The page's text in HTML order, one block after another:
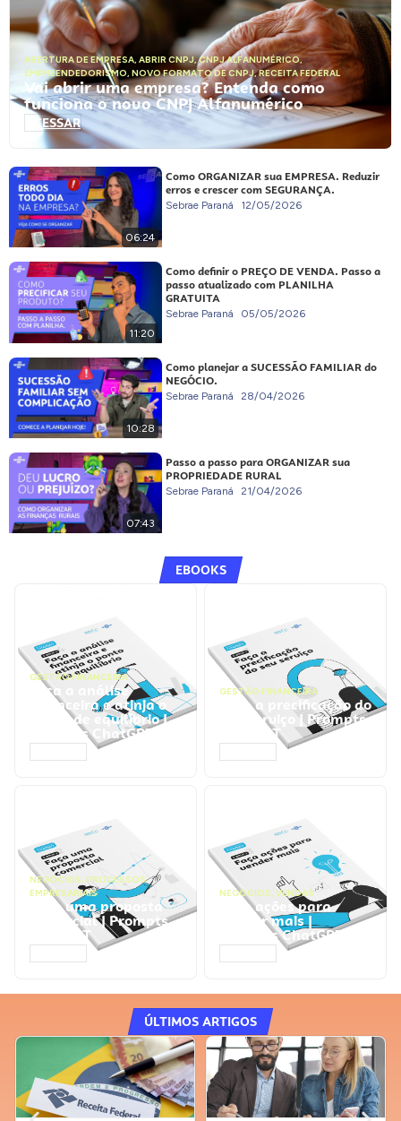
ABERTURA DE EMPRESA, ABRIR CNPJ,CNPJ ALFANUMÉRICO,
EMPREENDEDORISMO, NOVO FORMATO DE CNPJ,RECEITA FEDERAL
Vai abrir uma empresa? Entenda como
funciona o novo CNPJ Alfanumérico
ACESSAR
06:24
Como ORGANIZAR sua EMPRESA. Reduzir
erros e crescer com SEGURANÇA.
Sebrae Paraná 12/05/2026
11:20
Como definir o PREÇO DE VENDA. Passo a
passo atualizado com PLANILHA
GRATUITA
Sebrae Paraná 05/05/2026
10:28
Como planejar a SUCESSÃO FAMILIAR do
NEGÓCIO.
Sebrae Paraná 28/04/2026
07:43
Passo a passo para ORGANIZAR sua
PROPRIEDADE RURAL
Sebrae Paraná 21/04/2026
EBOOKS
GESTÃO FINANCEIRA
Faça a análise
financeira e atinja o
ponto de equilíbrio |
Prompts ChatGPT
GESTÃO FINANCEIRA
Faça a precificação do
seu serviço | Prompts
ChatGPT
NEGÓCIOS, PROCESSOS
EMPRESARIAIS
Faça uma proposta
comercial | Prompts
ChatGPT
NEGÓCIOS, VENDAS
Faça ações para
vender mais |
Prompts ChatGPT
ÚLTIMOS ARTIGOS